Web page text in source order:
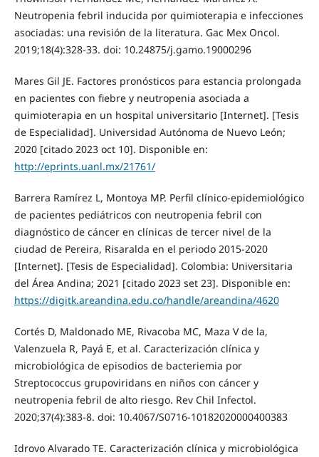
Neutropenia febril inducida por quimioterapia e infecciones
asociadas: una revisión de la literatura. Gac Mex Oncol.
2019;18(4):328-33. doi: 10.24875/j.gamo.19000296
Mares Gil JE. Factores pronósticos para estancia prolongada
en pacientes con fiebre y neutropenia asociada a
quimioterapia en un hospital universitario [Internet]. [Tesis
de Especialidad]. Universidad Autónoma de Nuevo León;
2020 [citado 2023 oct 10]. Disponible en:
http://eprints.uanl.mx/21761/
Barrera Ramírez L, Montoya MP. Perfil clínico-epidemiológico
de pacientes pediátricos con neutropenia febril con
diagnóstico de cáncer en clínicas de tercer nivel de la
ciudad de Pereira, Risaralda en el periodo 2015-2020
[Internet]. [Tesis de Especialidad]. Colombia: Universitaria
del Área Andina; 2021 [citado 2023 set 23]. Disponible en:
https://digitk.areandina.edu.co/handle/areandina/4620
Cortés D, Maldonado ME, Rivacoba MC, Maza V de la,
Valenzuela R, Payá E, et al. Caracterización clínica y
microbiológica de episodios de bacteriemia por
Streptococcus grupoviridans en niños con cáncer y
neutropenia febril de alto riesgo. Rev Chil Infectol.
2020;37(4):383-8. doi: 10.4067/S0716-10182020000400383
Idrovo Alvarado TE. Caracterización clínica y microbiológica